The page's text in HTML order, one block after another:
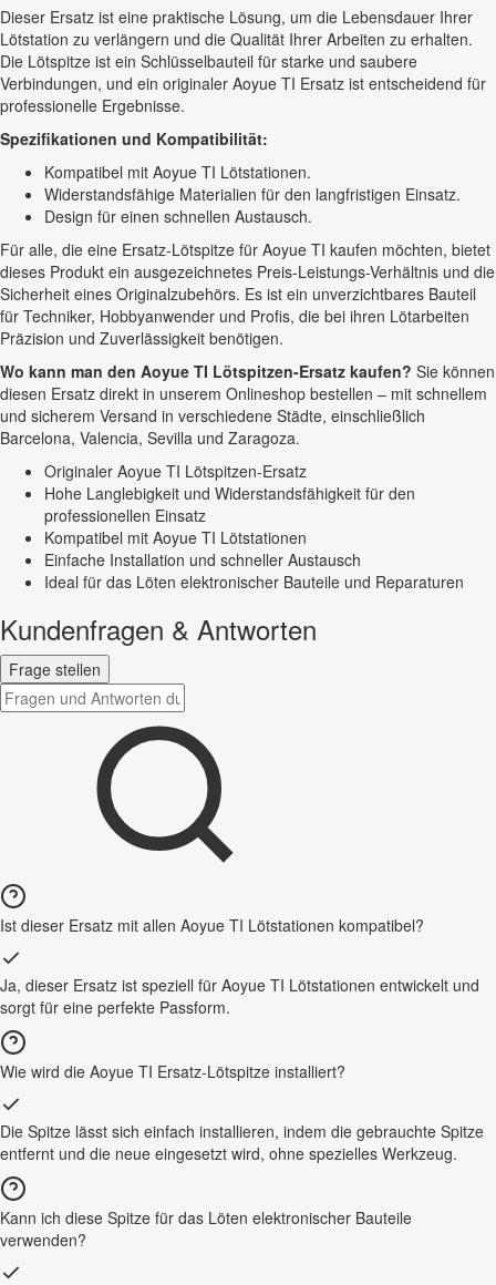
Dieser Ersatz ist eine praktische Lösung, um die Lebensdauer Ihrer
Lötstation zu verlängern und die Qualität Ihrer Arbeiten zu erhalten.
Die Lötspitze ist ein Schlüsselbauteil für starke und saubere
Verbindungen, und ein originaler Aoyue TI Ersatz ist entscheidend für
professionelle Ergebnisse.
Spezifikationen und Kompatibilität:
Kompatibel mit Aoyue TI Lötstationen.
Widerstandsfähige Materialien für den langfristigen Einsatz.
Design für einen schnellen Austausch.
Für alle, die eine Ersatz-Lötspitze für Aoyue TI kaufen möchten, bietet
dieses Produkt ein ausgezeichnetes Preis-Leistungs-Verhältnis und die
Sicherheit eines Originalzubehörs. Es ist ein unverzichtbares Bauteil
für Techniker, Hobbyanwender und Profis, die bei ihren Lötarbeiten
Präzision und Zuverlässigkeit benötigen.
Wo kann man den Aoyue TI Lötspitzen-Ersatz kaufen? Sie können
diesen Ersatz direkt in unserem Onlineshop bestellen – mit schnellem
und sicherem Versand in verschiedene Städte, einschließlich
Barcelona, Valencia, Sevilla und Zaragoza.
Originaler Aoyue TI Lötspitzen-Ersatz
Hohe Langlebigkeit und Widerstandsfähigkeit für den
professionellen Einsatz
Kompatibel mit Aoyue TI Lötstationen
Einfache Installation und schneller Austausch
Ideal für das Löten elektronischer Bauteile und Reparaturen
Kundenfragen & Antworten
Frage stellen
Ist dieser Ersatz mit allen Aoyue TI Lötstationen kompatibel?
Ja, dieser Ersatz ist speziell für Aoyue TI Lötstationen entwickelt und
sorgt für eine perfekte Passform.
Wie wird die Aoyue TI Ersatz-Lötspitze installiert?
Die Spitze lässt sich einfach installieren, indem die gebrauchte Spitze
entfernt und die neue eingesetzt wird, ohne spezielles Werkzeug.
Kann ich diese Spitze für das Löten elektronischer Bauteile
verwenden?